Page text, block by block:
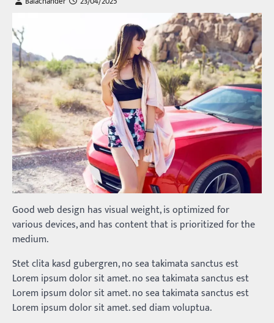
Good web design has visual weight, is optimized for
various devices, and has content that is prioritized for the
medium.
Stet clita kasd gubergren, no sea takimata sanctus est
Lorem ipsum dolor sit amet. no sea takimata sanctus est
Lorem ipsum dolor sit amet. no sea takimata sanctus est
Lorem ipsum dolor sit amet. sed diam voluptua.